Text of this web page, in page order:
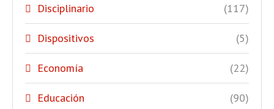
Disciplinario (117)
Dispositivos (5)
Economía (22)
Educación (90)